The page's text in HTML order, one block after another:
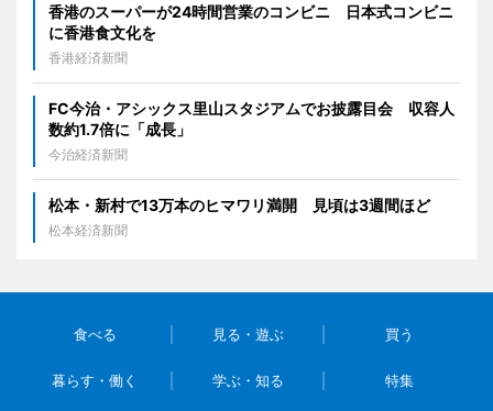
香港のスーパーが24時間営業のコンビニ 日本式コンビニ
に香港食文化を
香港経済新聞
FC今治・アシックス里山スタジアムでお披露目会 収容人
数約1.7倍に「成長」
今治経済新聞
松本・新村で13万本のヒマワリ満開 見頃は3週間ほど
松本経済新聞
食べる 見る・遊ぶ 買う
暮らす・働く 学ぶ・知る 特集